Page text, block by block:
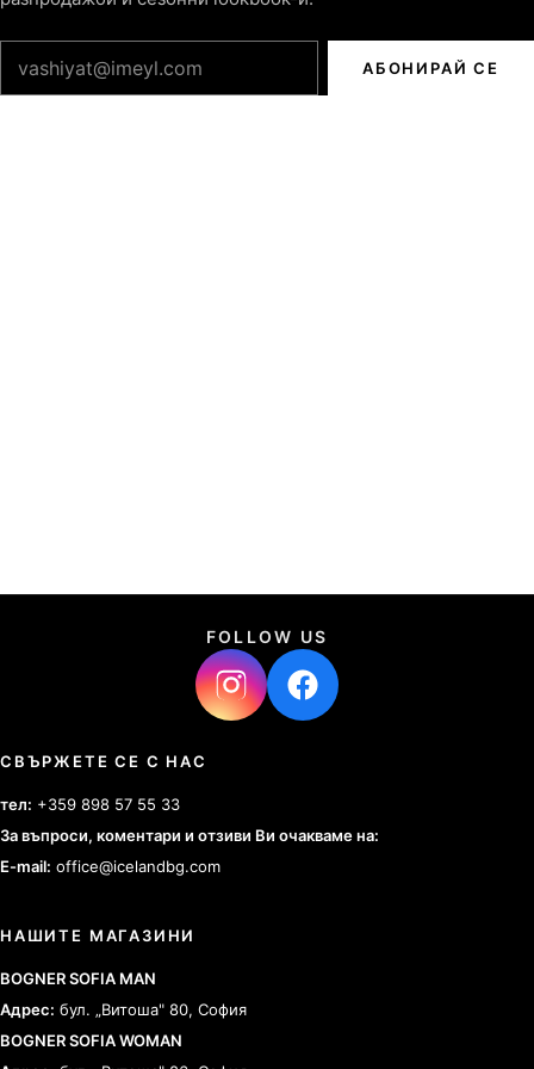
АБОНИРАЙ СЕ
FOLLOW US
СВЪРЖЕТЕ СЕ С НАС
тел: +359 898 57 55 33
За въпроси, коментари и отзиви Ви очакваме на:
E-mail: office@icelandbg.com
НАШИТЕ МАГАЗИНИ
BOGNER SOFIA MAN
Адрес: бул. „Витоша" 80, София
BOGNER SOFIA WOMAN